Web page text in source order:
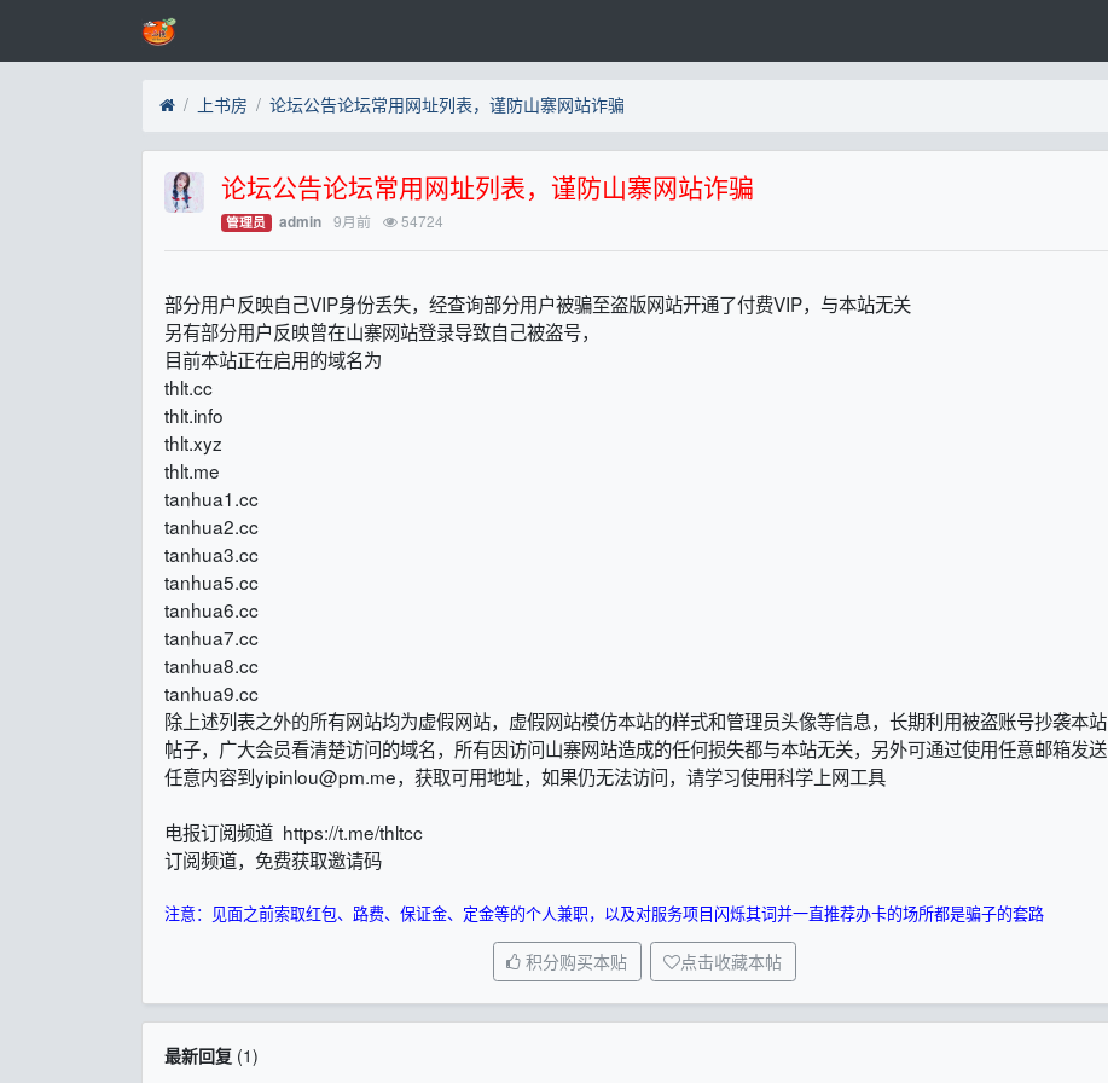
上书房 论坛公告论坛常用网址列表，谨防山寨网站诈骗
论坛公告论坛常用网址列表，谨防山寨网站诈骗
管理员 admin 9月前 54724
部分用户反映自己VIP身份丢失，经查询部分用户被骗至盗版网站开通了付费VIP，与本站无关
另有部分用户反映曾在山寨网站登录导致自己被盗号，
目前本站正在启用的域名为
thlt.cc
thlt.info
thlt.xyz
thlt.me
tanhua1.cc
tanhua2.cc
tanhua3.cc
tanhua5.cc
tanhua6.cc
tanhua7.cc
tanhua8.cc
tanhua9.cc
除上述列表之外的所有网站均为虚假网站，虚假网站模仿本站的样式和管理员头像等信息，长期利用被盗账号抄袭本站
帖子，广大会员看清楚访问的域名，所有因访问山寨网站造成的任何损失都与本站无关，另外可通过使用任意邮箱发送
任意内容到yipinlou@pm.me，获取可用地址，如果仍无法访问，请学习使用科学上网工具
电报订阅频道 https://t.me/thltcc
订阅频道，免费获取邀请码
注意：见面之前索取红包、路费、保证金、定金等的个人兼职，以及对服务项目闪烁其词并一直推荐办卡的场所都是骗子的套路
积分购买本贴 点击收藏本帖
最新回复(1)